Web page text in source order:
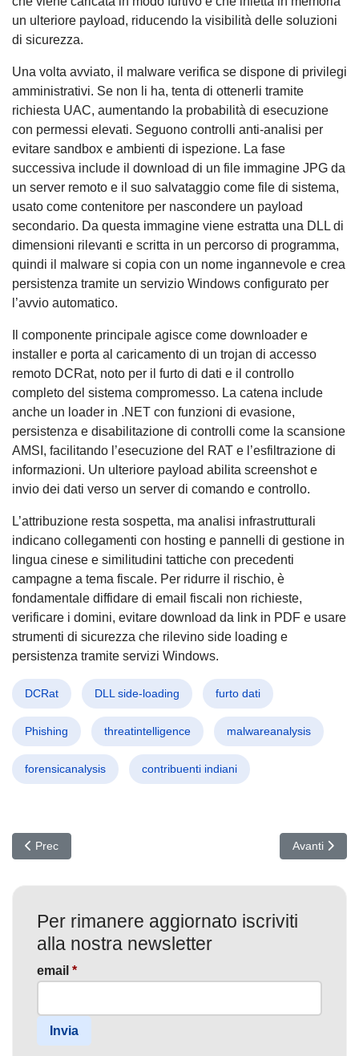
un ulteriore payload, riducendo la visibilità delle soluzioni
di sicurezza.
Una volta avviato, il malware verifica se dispone di privilegi
amministrativi. Se non li ha, tenta di ottenerli tramite
richiesta UAC, aumentando la probabilità di esecuzione
con permessi elevati. Seguono controlli anti-analisi per
evitare sandbox e ambienti di ispezione. La fase
successiva include il download di un file immagine JPG da
un server remoto e il suo salvataggio come file di sistema,
usato come contenitore per nascondere un payload
secondario. Da questa immagine viene estratta una DLL di
dimensioni rilevanti e scritta in un percorso di programma,
quindi il malware si copia con un nome ingannevole e crea
persistenza tramite un servizio Windows configurato per
l’avvio automatico.
Il componente principale agisce come downloader e
installer e porta al caricamento di un trojan di accesso
remoto DCRat, noto per il furto di dati e il controllo
completo del sistema compromesso. La catena include
anche un loader in .NET con funzioni di evasione,
persistenza e disabilitazione di controlli come la scansione
AMSI, facilitando l’esecuzione del RAT e l’esfiltrazione di
informazioni. Un ulteriore payload abilita screenshot e
invio dei dati verso un server di comando e controllo.
L’attribuzione resta sospetta, ma analisi infrastrutturali
indicano collegamenti con hosting e pannelli di gestione in
lingua cinese e similitudini tattiche con precedenti
campagne a tema fiscale. Per ridurre il rischio, è
fondamentale diffidare di email fiscali non richieste,
verificare i domini, evitare download da link in PDF e usare
strumenti di sicurezza che rilevino side loading e
persistenza tramite servizi Windows.
DCRat DLL side-loading furto dati
Phishing threatintelligence malwareanalysis
forensicanalysis contribuenti indiani
Articolo precedente: ChocoPoC RAT su GitHub: i falsi PoC
Prec Articolo
Avanti
Per rimanere aggiornato iscriviti
alla nostra newsletter
email *
Invia